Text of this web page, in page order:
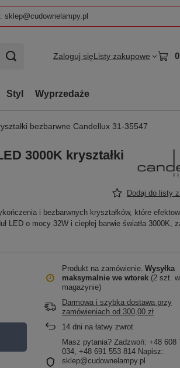
Zaloguj sięListy zakupowe
Styl Wyprzedaże
bezbarwne Candellux 31-35547
3000K kryształki
Dodaj do listy
i bezbarwnych kryształków, które
LED o mocy 32W i ciepłej barwie światła 3000K,
Produkt na zamówienie Wysyłka
maksymalnie we wtorek (2 szt. w
magazynie)
Darmowa i szybka dostawa przy
zamówieniach od 300,00 zł
14 dni na łatwy zwrot
Masz pytania? Zadzwoń: +48 608
034, +48 691 553 814 Napisz:
sklep@cudownelampy.pl